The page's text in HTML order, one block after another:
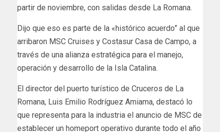
partir de noviembre, con salidas desde La Romana.
Dijo que eso es parte de la «histórico acuerdo” al que
arribaron MSC Cruises y Costasur Casa de Campo, a
través de una alianza estratégica para el manejo,
operación y desarrollo de la Isla Catalina.
El director del puerto turístico de Cruceros de La
Romana, Luis Emilio Rodríguez Amiama, destacó lo
que representa para la industria el anuncio de MSC de
establecer un homeport operativo durante todo el año